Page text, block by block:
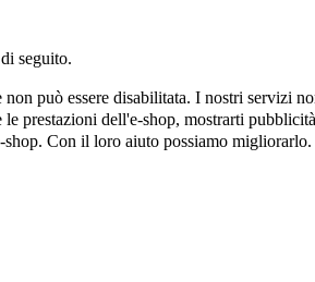
seguito.
non può essere disabilitata. I nostri servizi
prestazioni dell'e-shop, mostrarti
Con il loro aiuto possiamo migliorarlo.